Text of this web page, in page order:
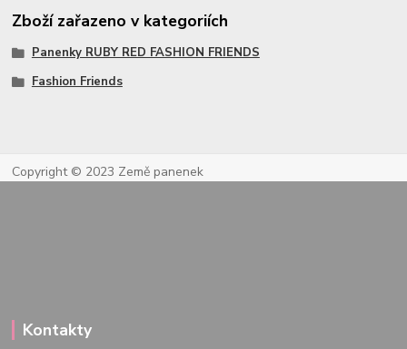
Zboží zařazeno v kategoriích
Panenky RUBY RED FASHION FRIENDS
Fashion Friends
Copyright © 2023 Země panenek
Kontakty